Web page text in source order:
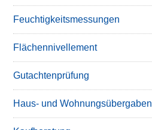
Feuchtigkeitsmessungen
Flächennivellement
Gutachtenprüfung
Haus- und Wohnungsübergaben